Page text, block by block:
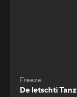
Freeze
De letschti Tanz